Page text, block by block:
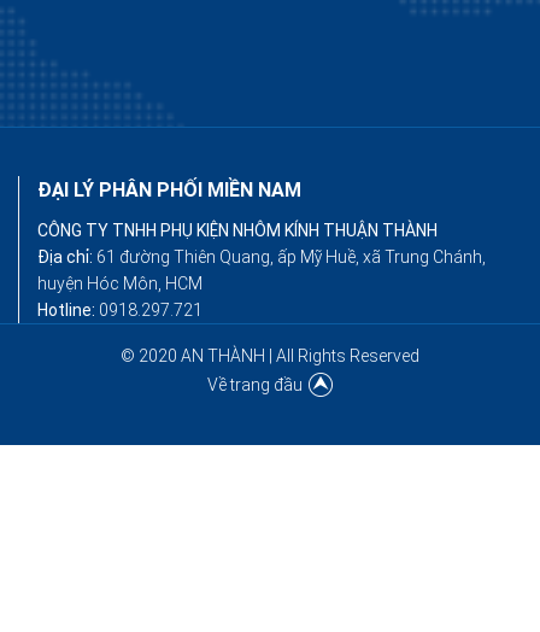
ĐẠI LÝ PHÂN PHỐI MIỀN NAM
CÔNG TY TNHH PHỤ KIỆN NHÔM KÍNH THUẬN THÀNH
Địa chỉ: 61 đường Thiên Quang, ấp Mỹ Huề, xã Trung Chánh,
huyện Hóc Môn, HCM
Hotline: 0918.297.721
© 2020 AN THÀNH | All Rights Reserved
Về trang đầu